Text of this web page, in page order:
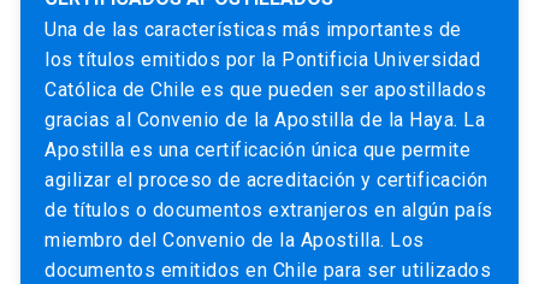
Una de las características más importantes de
los títulos emitidos por la Pontificia Universidad
Católica de Chile es que pueden ser apostillados
gracias al Convenio de la Apostilla de la Haya. La
Apostilla es una certificación única que permite
agilizar el proceso de acreditación y certificación
de títulos o documentos extranjeros en algún país
miembro del Convenio de la Apostilla. Los
documentos emitidos en Chile para ser utilizados